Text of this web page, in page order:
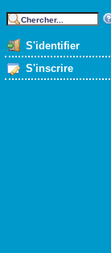
S'identifier
S'inscrire